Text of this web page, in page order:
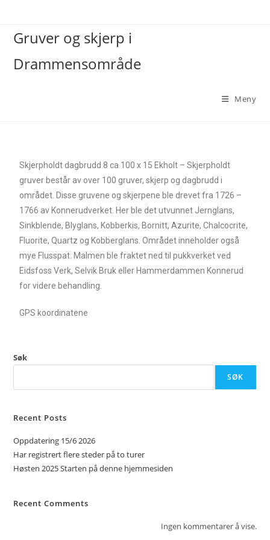
Gruver og skjerp i
Drammensområde
Meny
Skjerpholdt dagbrudd 8 ca 100 x 15 Ekholt – Skjerpholdt
gruver består av over 100 gruver, skjerp og dagbrudd i
området. Disse gruvene og skjerpene ble drevet fra 1726 –
1766 av Konnerudverket. Her ble det utvunnet Jernglans,
Sinkblende, Blyglans, Kobberkis, Bornitt, Azurite, Chalcocrite,
Fluorite, Quartz og Kobberglans. Området inneholder også
mye Flusspat. Malmen ble fraktet ned til pukkverket ved
Eidsfoss Verk, Selvik Bruk eller Hammerdammen Konnerud
for videre behandling.
GPS koordinatene
Søk
SØK
Recent Posts
Oppdatering 15/6 2026
Har registrert flere steder på to turer
Høsten 2025 Starten på denne hjemmesiden
Recent Comments
Ingen kommentarer å vise.